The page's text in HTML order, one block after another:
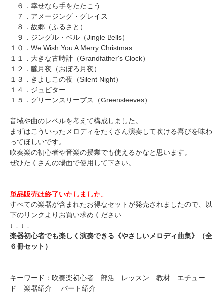
６．幸せなら手をたたこう
７． アメージング・グレイス
８． 故郷（ふるさと）
９． ジングル・ベル（Jingle Bells）
１０． We Wish You A Merry Christmas
１１． 大きな古時計（Grandfather's Clock）
１２． 朧月夜（おぼろ月夜）
１３． きよしこの夜（Silent Night）
１４． ジュピター
１５． グリーンスリーブス（Greensleeves）
音域や曲のレベルを考えて構成しました。
まずはこういったメロディをたくさん演奏して吹ける喜びを味わ
ってほしいです。
吹奏楽の初心者や音楽の授業でも使えるかなと思います。
ぜひたくさんの場面で使用して下さい。
単品販売は終了いたしました。
すべての楽器が含まれたお得なセットが発売されましたので、以
下のリンクよりお買い求めください
↓ ↓ ↓ ↓
楽器初心者でも楽しく演奏できる《やさしいメロディ曲集》（全
６冊セット）
キーワード：吹奏楽初心者 部活 レッスン 教材 エチュー
ド 楽器紹介 パート紹介